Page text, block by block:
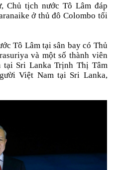
Chủ tịch nước Tô Lâm đáp
ở thủ đô Colombo tối
Tô Lâm tại sân bay có Thủ
và một số thành viên
Sri Lanka Trịnh Thị Tâm
Việt Nam tại Sri Lanka,